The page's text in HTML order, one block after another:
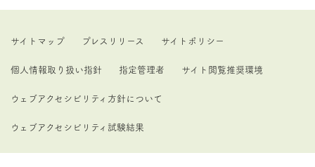
サイトマップ プレスリリース サイトポリシー
個人情報取り扱い指針 指定管理者 サイト閲覧推奨環境
ウェブアクセシビリティ方針について
ウェブアクセシビリティ試験結果